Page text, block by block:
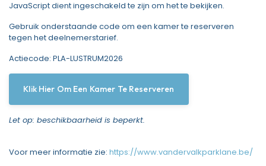
JavaScript dient ingeschakeld te zijn om het te bekijken.
Gebruik onderstaande code om een kamer te reserveren
tegen het deelnemerstarief.
Actiecode: PLA-LUSTRUM2026
Klik Hier Om Een Kamer Te Reserveren
Let op: beschikbaarheid is beperkt.
Voor meer informatie zie: https://www.vandervalkparklane.be/